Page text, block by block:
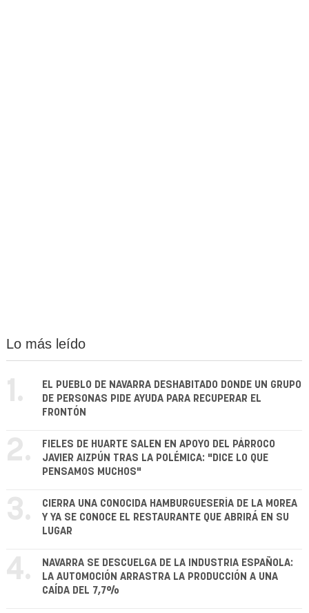
Lo más leído
1.
EL PUEBLO DE NAVARRA DESHABITADO DONDE UN GRUPO
DE PERSONAS PIDE AYUDA PARA RECUPERAR EL
FRONTÓN
2.
FIELES DE HUARTE SALEN EN APOYO DEL PÁRROCO
JAVIER AIZPÚN TRAS LA POLÉMICA: "DICE LO QUE
PENSAMOS MUCHOS"
3.
CIERRA UNA CONOCIDA HAMBURGUESERÍA DE LA MOREA
Y YA SE CONOCE EL RESTAURANTE QUE ABRIRÁ EN SU
LUGAR
4.
NAVARRA SE DESCUELGA DE LA INDUSTRIA ESPAÑOLA:
LA AUTOMOCIÓN ARRASTRA LA PRODUCCIÓN A UNA
CAÍDA DEL 7,7%